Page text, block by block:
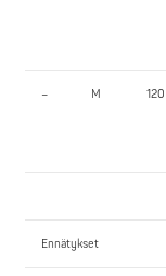
– M 120
Ennätykset